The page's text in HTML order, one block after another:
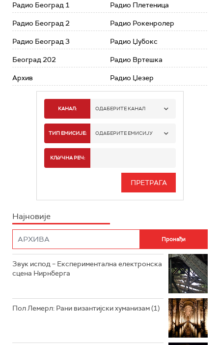
Радио Београд 1
Радио Београд 2
Радио Београд 3
Београд 202
Архив
Радио Плетеница
Радио Рокенролер
Радио Џубокс
Радио Вртешка
Радио Џезер
КАНАЛ: ОДАБЕРИТЕ КАНАЛ
РАДИО БЕОГРАД 1
РАДИО БЕОГРАД 3
РАДИО РОКЕНРОЛЕР
РАДИО ЏЕЗЕР
ТИП ЕМИСИЈЕ: ОДАБЕРИТЕ ЕМИСИЈУ
ИНФО
КЉУЧНА РЕЧ:
Најновије
Звук испод – Експериментална електронска
сцена Нирнберга
Пол Лемерл: Рани византијски хуманизам (1)